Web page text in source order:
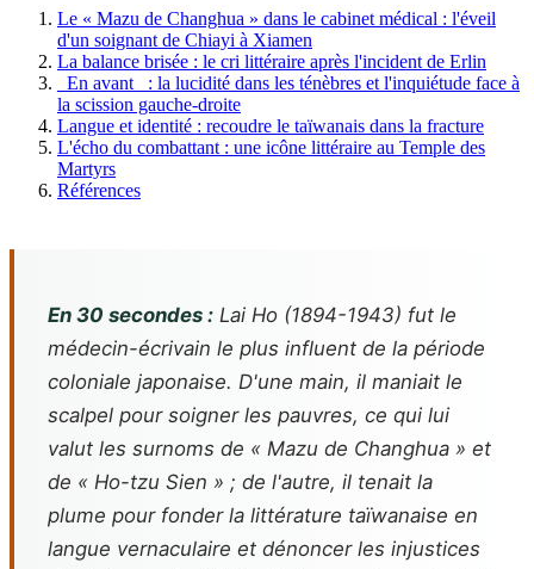
Le « Mazu de Changhua » dans le cabinet médical : l'éveil
d'un soignant de Chiayi à Xiamen
La balance brisée : le cri littéraire après l'incident de Erlin
_En avant_ : la lucidité dans les ténèbres et l'inquiétude face à
la scission gauche-droite
Langue et identité : recoudre le taïwanais dans la fracture
L'écho du combattant : une icône littéraire au Temple des
Martyrs
Références
En 30 secondes : Lai Ho (1894-1943) fut le
médecin-écrivain le plus influent de la période
coloniale japonaise. D'une main, il maniait le
scalpel pour soigner les pauvres, ce qui lui
valut les surnoms de « Mazu de Changhua » et
de « Ho-tzu Sien » ; de l'autre, il tenait la
plume pour fonder la littérature taïwanaise en
langue vernaculaire et dénoncer les injustices